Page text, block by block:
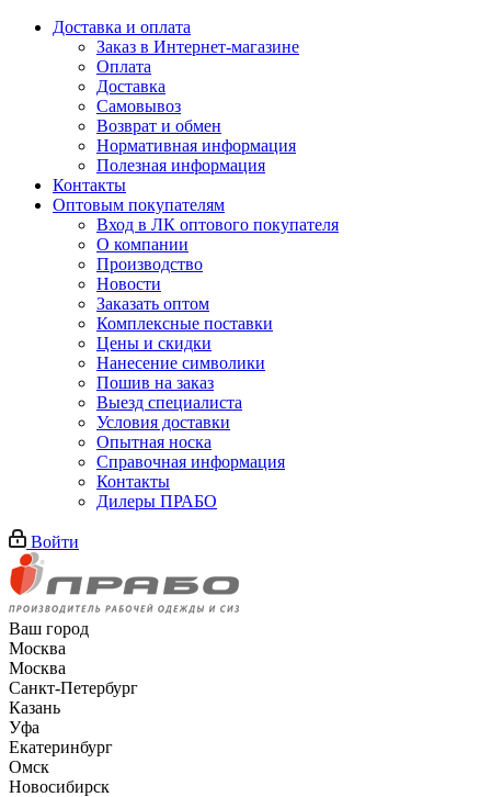
Доставка и оплата
Заказ в Интернет-магазине
Оплата
Доставка
Самовывоз
Возврат и обмен
Нормативная информация
Полезная информация
Контакты
Оптовым покупателям
Вход в ЛК оптового покупателя
О компании
Производство
Новости
Заказать оптом
Комплексные поставки
Цены и скидки
Нанесение символики
Пошив на заказ
Выезд специалиста
Условия доставки
Опытная носка
Справочная информация
Контакты
Дилеры ПРАБО
Войти
Ваш город
Москва
Москва
Санкт-Петербург
Казань
Уфа
Екатеринбург
Омск
Новосибирск